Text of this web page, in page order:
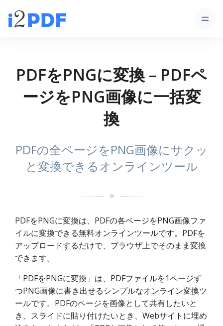
PDFをPNGに変換 – PDFペ
ージをPNG画像に一括変
換
PDFの全ページをPNG画像にサクッ
と変換できるオンラインツール
✧
PDFをPNGに変換は、PDFの各ページをPNG画像ファ
イルに変換できる無料オンラインツールです。PDFを
アップロードするだけで、ブラウザ上でそのまま変換
できます。
「PDFをPNGに変換」は、PDFファイルを1ページず
つPNG画像に書き出せるシンプルなオンライン変換ツ
ールです。PDFのページを画像として共有したいと
き、スライドに貼り付けたいとき、Webサイトに埋め